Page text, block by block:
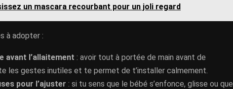
un mascara recourbant pour un joli regard
à adopter :
avant l’allaitement : avoir tout à portée de main avant de
les gestes inutiles et te permet de t’installer calmement.
pour l’ajuster : si tu sens que le bébé s’enfonce, glisse ou que